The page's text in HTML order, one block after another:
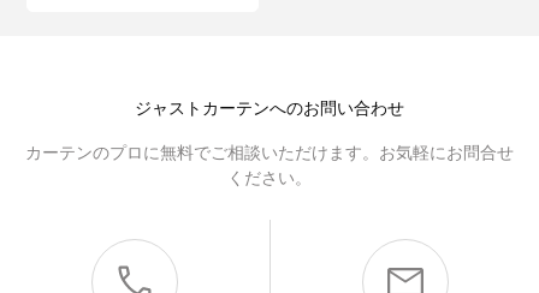
ジャストカーテンへのお問い合わせ
カーテンのプロに無料でご相談いただけます。お気軽にお問合せ
ください。